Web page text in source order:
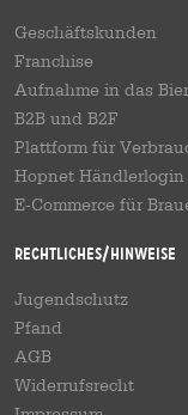
Geschäftskunden
Franchise
Aufnahme in das
B2B und B2F
Plattform für
Hopnet Händlerlogin
E-Commerce für
Rechtliches/Hinweise
Jugendschutz
Pfand
AGB
Widerrufsrecht